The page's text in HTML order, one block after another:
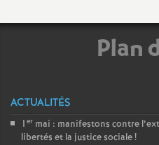
Plan
ACTUALITÉS
1 er mai : manifestons contre
libertés et la justice sociale!